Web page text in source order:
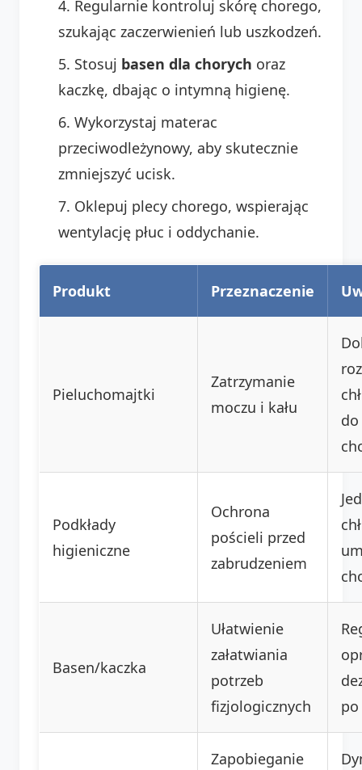
Regularnie kontroluj skórę chorego,
szukając zaczerwienień lub uszkodzeń.
Stosuj basen dla chorych oraz
kaczkę, dbając o intymną higienę.
Wykorzystaj materac
przeciwodleżynowy, aby skutecznie
zmniejszyć ucisk.
Oklepuj plecy chorego, wspierając
wentylację płuc i oddychanie.
Produkt Przeznaczenie
Pieluchomajtki
Zatrzymanie
moczu i kału
Podkłady
higieniczne
Ochrona
pościeli przed
zabrudzeniem
Basen/kaczka
Ułatwienie
załatwiania
potrzeb
fizjologicznych
Zapobieganie